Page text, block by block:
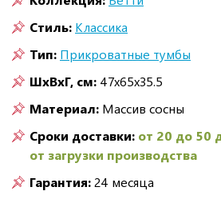
Стиль: Классика
Тип: Прикроватные тумбы
ШxВxГ, см: 47x65x35.5
Материал: Массив сосны
Сроки доставки: от 20 до 50
от загрузки производства
Гарантия:24 месяца